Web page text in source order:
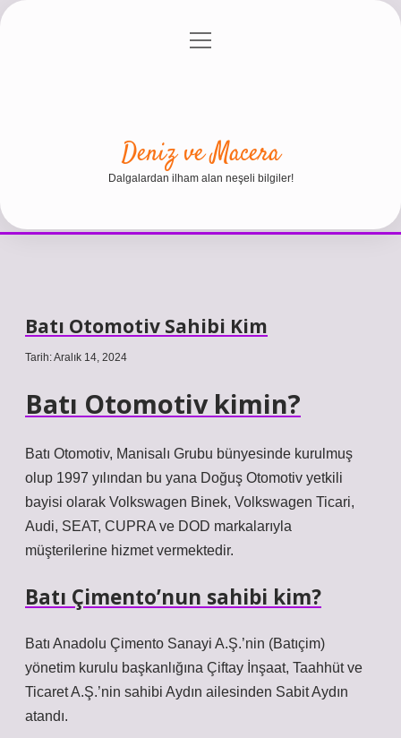
Gizlilik Politikası
menüyü
Deniz ve Macera
Dalgalardan ilham alan neşeli bilgiler!
Batı Otomotiv Sahibi Kim
Tarih: Aralık 14, 2024
Batı Otomotiv kimin?
Batı Otomotiv, Manisalı Grubu bünyesinde kurulmuş
olup 1997 yılından bu yana Doğuş Otomotiv yetkili
bayisi olarak Volkswagen Binek, Volkswagen Ticari,
Audi, SEAT, CUPRA ve DOD markalarıyla
müşterilerine hizmet vermektedir.
Batı Çimento’nun sahibi kim?
Batı Anadolu Çimento Sanayi A.Ş.’nin (Batıçim)
yönetim kurulu başkanlığına Çiftay İnşaat, Taahhüt ve
Ticaret A.Ş.’nin sahibi Aydın ailesinden Sabit Aydın
atandı.